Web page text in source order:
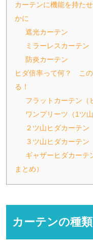
カーテンに機能を持た
かに
遮光カーテン
ミラーレスカーテン
防炎カーテン
ヒダ倍率って何？ この
る！
フラットカーテン（
ワンプリーツ（1ツ
２ツ山ヒダカーテン
３ツ山ヒダカーテン
ギャザーヒダカーテ
まとめ）
カーテンの種